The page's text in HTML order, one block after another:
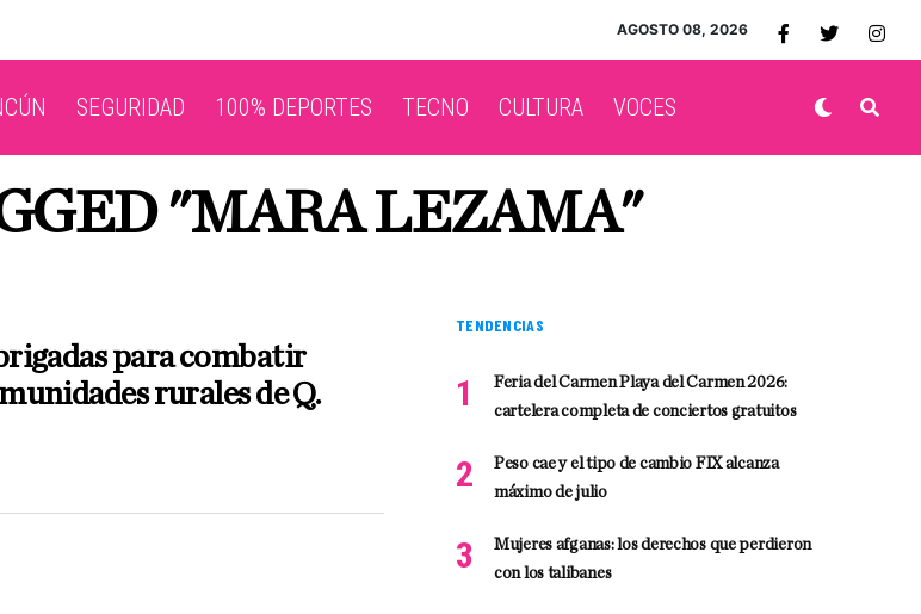
AGOSTO 08, 2026
SEGURIDAD 100% DEPORTES TECNO CULTURA VOCES
"MARA LEZAMA"
para combatir
rurales de Q.
TENDENCIAS
Feria del Carmen Playa del Carmen 2026:
cartelera completa de conciertos gratuitos
Peso cae y el tipo de cambio FIX alcanza
máximo de julio
Mujeres afganas: los derechos que perdieron
con los talibanes